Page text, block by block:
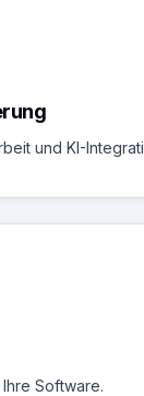
und KI-
Software.